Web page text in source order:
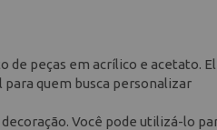
de peças em acrílico e acetato.
quem busca personalizar
Você pode utilizá-lo